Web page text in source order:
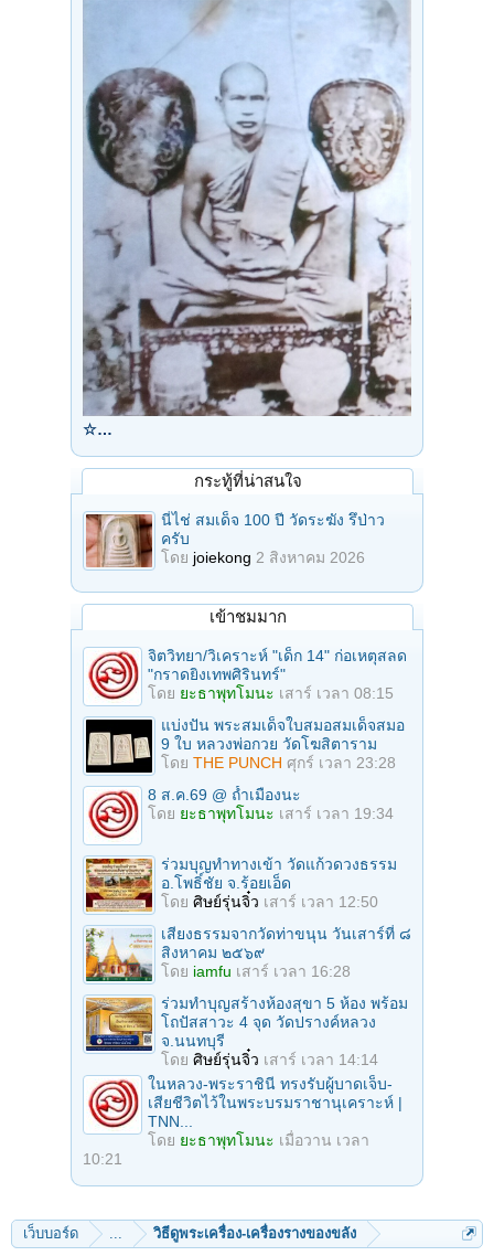
☆…
กระทู้ที่น่าสนใจ
นี่ไช่ สมเด็จ 100 ปี วัดระฆัง รึป่าว
ครับ
โดย joiekong 2 สิงหาคม 2026
เข้าชมมาก
จิตวิทยา/วิเคราะห์ "เด็ก 14" ก่อเหตุสลด
"กราดยิงเทพศิรินทร์"
โดย ยะธาพุทโมนะ เสาร์ เวลา 08:15
แบ่งปัน พระสมเด็จใบสมอสมเด็จสมอ
9 ใบ หลวงพ่อกวย วัดโฆสิตาราม
โดย THE PUNCH ศุกร์ เวลา 23:28
8 ส.ค.69 @ ถ้ำเมืองนะ
โดย ยะธาพุทโมนะ เสาร์ เวลา 19:34
ร่วมบุญทําทางเข้า วัดแก้วดวงธรรม
อ.โพธิ์ชัย จ.ร้อยเอ็ด
โดย ศิษย์รุ่นจิ๋ว เสาร์ เวลา 12:50
เสียงธรรมจากวัดท่าขนุน วันเสาร์ที่ ๘
สิงหาคม ๒๕๖๙
โดย iamfu เสาร์ เวลา 16:28
ร่วมทําบุญสร้างห้องสุขา 5 ห้อง พร้อม
โถปัสสาวะ 4 จุด วัดปรางค์หลวง
จ.นนทบุรี
โดย ศิษย์รุ่นจิ๋ว เสาร์ เวลา 14:14
ในหลวง-พระราชินี ทรงรับผู้บาดเจ็บ-
เสียชีวิตไว้ในพระบรมราชานุเคราะห์ |
TNN...
โดย ยะธาพุทโมนะ เมื่อวาน เวลา
10:21
เว็บบอร์ด วิธีดูพระเครื่อง-เครื่องรางของขลัง